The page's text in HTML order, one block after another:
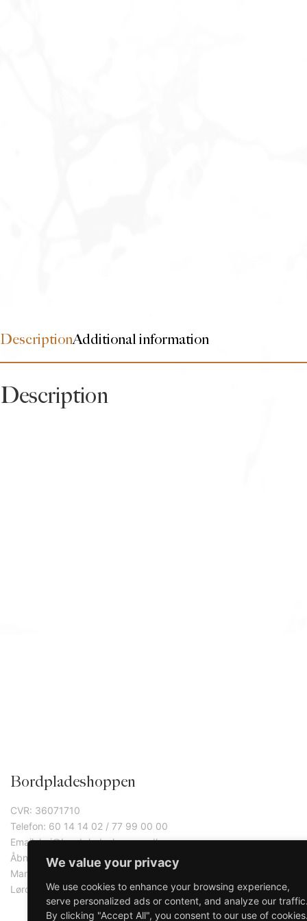
We value your privacy
We use cookies to enhance your browsing experience,
serve personalized ads or content, and analyze our
By clicking "Accept All", you consent to our use of
DescriptionAdditional information
Description
Bordpladeshoppen
CVR: 36071710
Telefon: 60 14 14 02 / 77 99 00 00
Email: hej@bordpladeshoppen.dk
Åbningstider:
Mandag - Fredag: 09:00 - 17:00
Lørdag - Søndag: Lukket